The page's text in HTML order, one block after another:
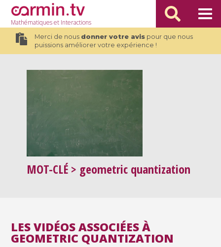
Mathématiqueset Interactions
Merci de nous donner votre avispour que nous
puissions améliorer votre expérience !
MOT-CLÉ > geometric quantization
LES VIDÉOS ASSOCIÉES À
GEOMETRIC QUANTIZATION